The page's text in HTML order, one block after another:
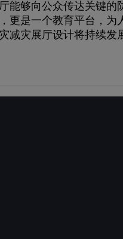
能够向公众传达关键
更是一个教育平台，
减灾展厅设计将持续发